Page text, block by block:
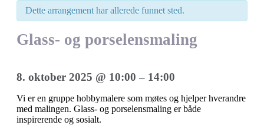
Dette arrangement har allerede funnet sted.
Glass- og porselensmaling
8. oktober 2025 @ 10:00 – 14:00
Vi er en gruppe hobbymalere som møtes og hjelper hverandre
med malingen. Glass- og porselensmaling er både
inspirerende og sosialt.